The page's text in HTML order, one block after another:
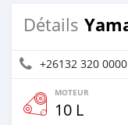
Détails
+26132 320 0000
MOTEUR
10 L